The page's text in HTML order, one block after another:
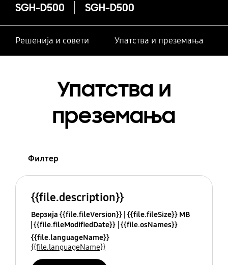
SGH-D500 SGH-D500
Решенија и совети Упатства и преземања
Упатства и
преземања
Филтер
{{file.description}}
Верзија {{file.fileVersion}} {{file.fileSize}} MB
{{file.fileModifiedDate}} {{file.osNames}}
{{file.languageName}}
{{file.languageName}}